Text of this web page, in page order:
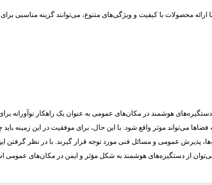
ارائه محصولات با کیفیت و ویژگی‌های متنوع، می‌توانند گزینه مناسبی
دستگیره‌های هوشمند در مکان‌های عمومی به عنوان یک راهکار نوآورانه
می‌تواند موثر واقع شود. با این حال، برای موفقیت در این زمینه باید
پذیرش عمومی و مسائل فنی مورد توجه قرار گیرند. با در نظر گرفتن
از دستگیره‌های هوشمند به شکل مؤثر و ایمن در مکان‌های عمومی